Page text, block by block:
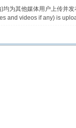
为其他媒体用户上传并
and videos if any) is